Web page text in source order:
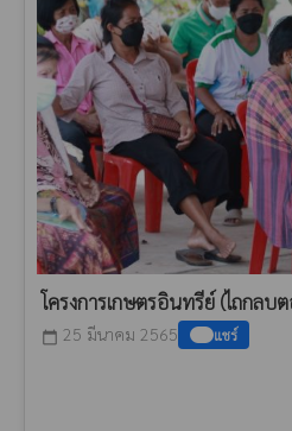
โครงการเกษตรอินทรีย์ (ไถกล
calendar_today 25 มีนาคม 2565 แชร์